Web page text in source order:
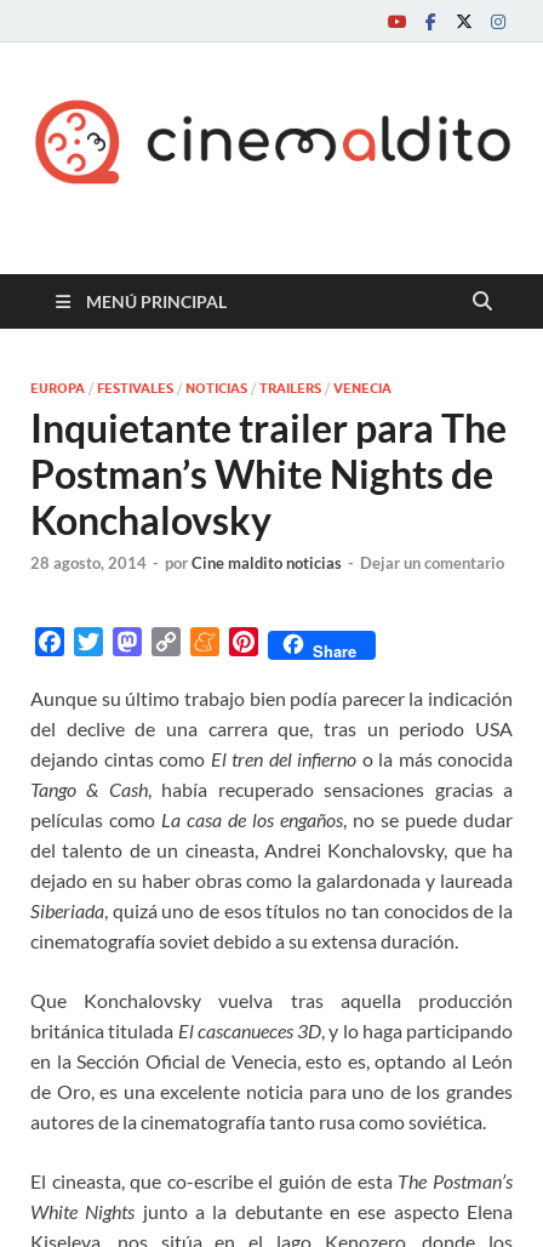
Cine maldito
MENÚ PRINCIPAL
EUROPA / FESTIVALES / NOTICIAS / TRAILERS / VENECIA
Inquietante trailer para The
Postman’s White Nights de
Konchalovsky
28 agosto, 2014 - porCine maldito noticias - Dejar un comentario
c
e
b
o
o
k
i
t
t
e
r
M
s
t
o
d
o
n
p
y
L
i
n
k
M
n
e
a
m
e
P
n
t
e
r
e
t
Share
Aunque su último trabajo bien podía parecer la indicación
del declive de una carrera que, tras un periodo USA
dejando cintas como El tren del infierno o la más conocida
Tango & Cash, había recuperado sensaciones gracias a
películas como La casa de los engaños, no se puede dudar
del talento de un cineasta, Andrei Konchalovsky, que ha
dejado en su haber obras como la galardonada y laureada
Siberiada, quizá uno de esos títulos no tan conocidos de la
cinematografía soviet debido a su extensa duración.
Que Konchalovsky vuelva tras aquella producción
británica titulada El cascanueces 3D, y lo haga participando
en la Sección Oficial de Venecia, esto es, optando al León
de Oro, es una excelente noticia para uno de los grandes
autores de la cinematografía tanto rusa como soviética.
El cineasta, que co-escribe el guión de estaThe Postman’s
White Nights junto a la debutante en ese aspecto Elena
Kiseleva, nos sitúa en el lago Kenozero, donde los